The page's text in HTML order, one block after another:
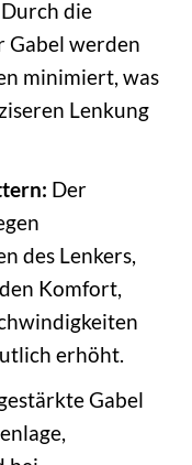
Durch die
Gabel werden
minimiert, was
Lenkung
Der
des Lenkers,
Komfort,
erhöht.
Gabel